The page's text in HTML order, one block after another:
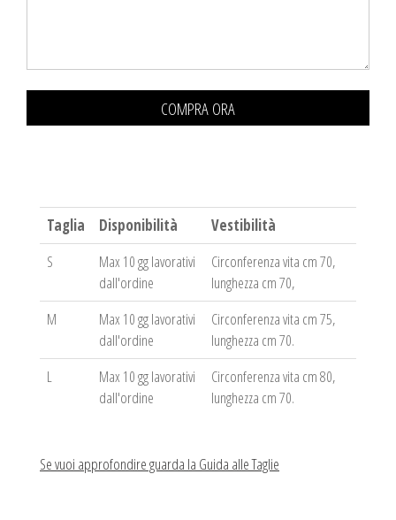
COMPRA ORA
Taglia Disponibilità
Vestibilità
S
Max 10 gg lavorativi
dall'ordine
Circonferenza vita cm 70,
lunghezza cm 70,
M
Max 10 gg lavorativi
dall'ordine
Circonferenza vita cm 75,
lunghezza cm 70.
L
Max 10 gg lavorativi
dall'ordine
Circonferenza vita cm 80,
lunghezza cm 70.
Se vuoi approfondire guarda la Guida alle Taglie